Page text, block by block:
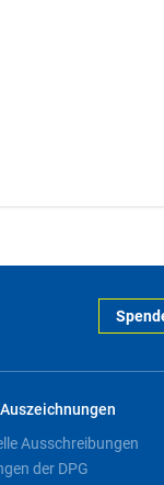
Ausschreibungen
der DPG